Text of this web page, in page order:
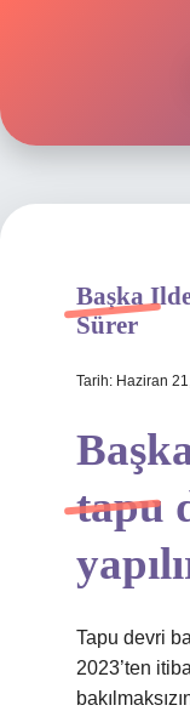
Hakkımızda
Başka
Sürer
Tarih: Haziran
tapu
Tapu devri
2023’ten